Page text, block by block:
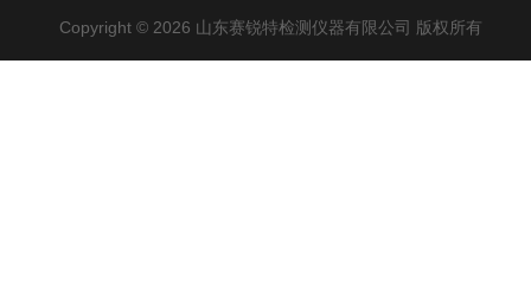
Copyright © 2026 山东赛锐特检测仪器有限公司 版权所有